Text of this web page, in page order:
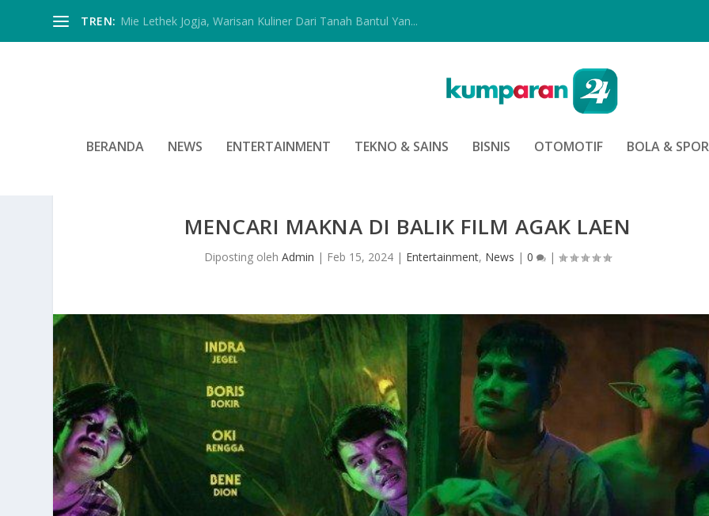
TREN: Mie Lethek Jogja, Warisan Kuliner Dari Tanah Bantul Yan...
BERANDA NEWS ENTERTAINMENT TEKNO & SAINS BISNIS OTOMOTIF BOLA &
MENCARI MAKNA DI BALIK FILM AGAK LAEN
Diposting oleh Admin | Feb 15, 2024| Entertainment, News | 0 |